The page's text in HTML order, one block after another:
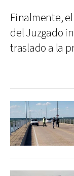
Finalmente,
del Juzgado
traslado a la